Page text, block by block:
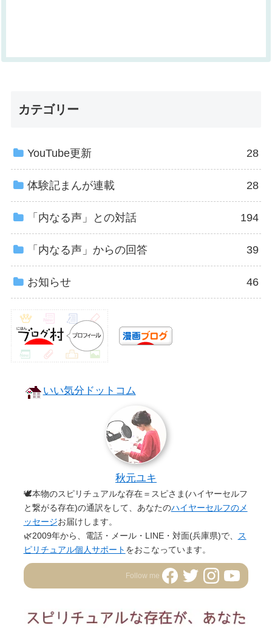
カテゴリー
YouTube更新 28
体験記まんが連載 28
「内なる声」との対話 194
「内なる声」からの回答 39
お知らせ 46